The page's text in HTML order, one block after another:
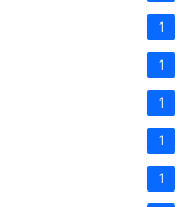
1
1
1
1
1